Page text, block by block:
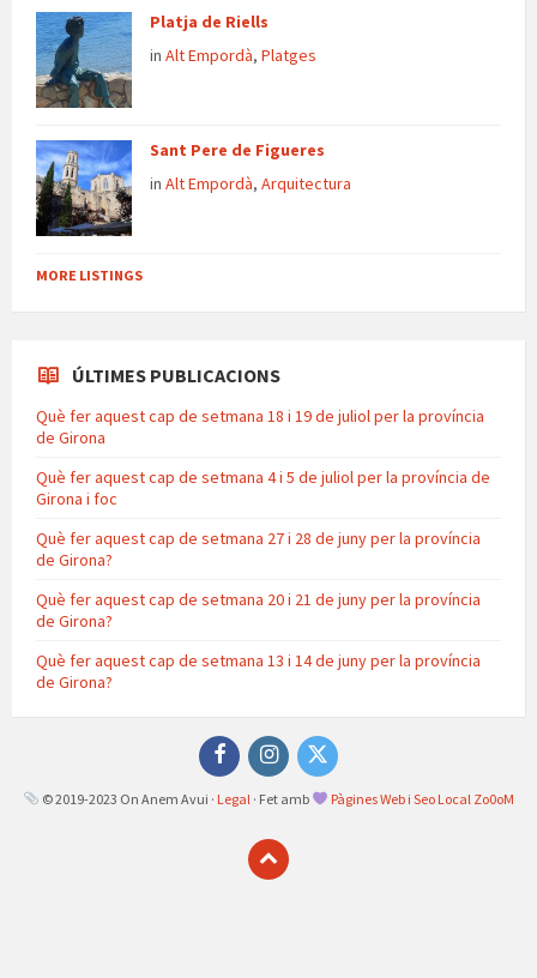
Platja de Riells
in Alt Empordà, Platges
Sant Pere de Figueres
in Alt Empordà, Arquitectura
MORE LISTINGS
ÚLTIMES PUBLICACIONS
Què fer aquest cap de setmana 18 i 19 de juliol per la província
de Girona
Què fer aquest cap de setmana 4 i 5 de juliol per la província de
Girona i foc
Què fer aquest cap de setmana 27 i 28 de juny per la província
de Girona?
Què fer aquest cap de setmana 20 i 21 de juny per la província
de Girona?
Què fer aquest cap de setmana 13 i 14 de juny per la província
de Girona?
FacebookInstagramTwitter
© 2019-2023 On Anem Avui · Legal · Fet amb Pàgines Web i Seo Local Zo0oM